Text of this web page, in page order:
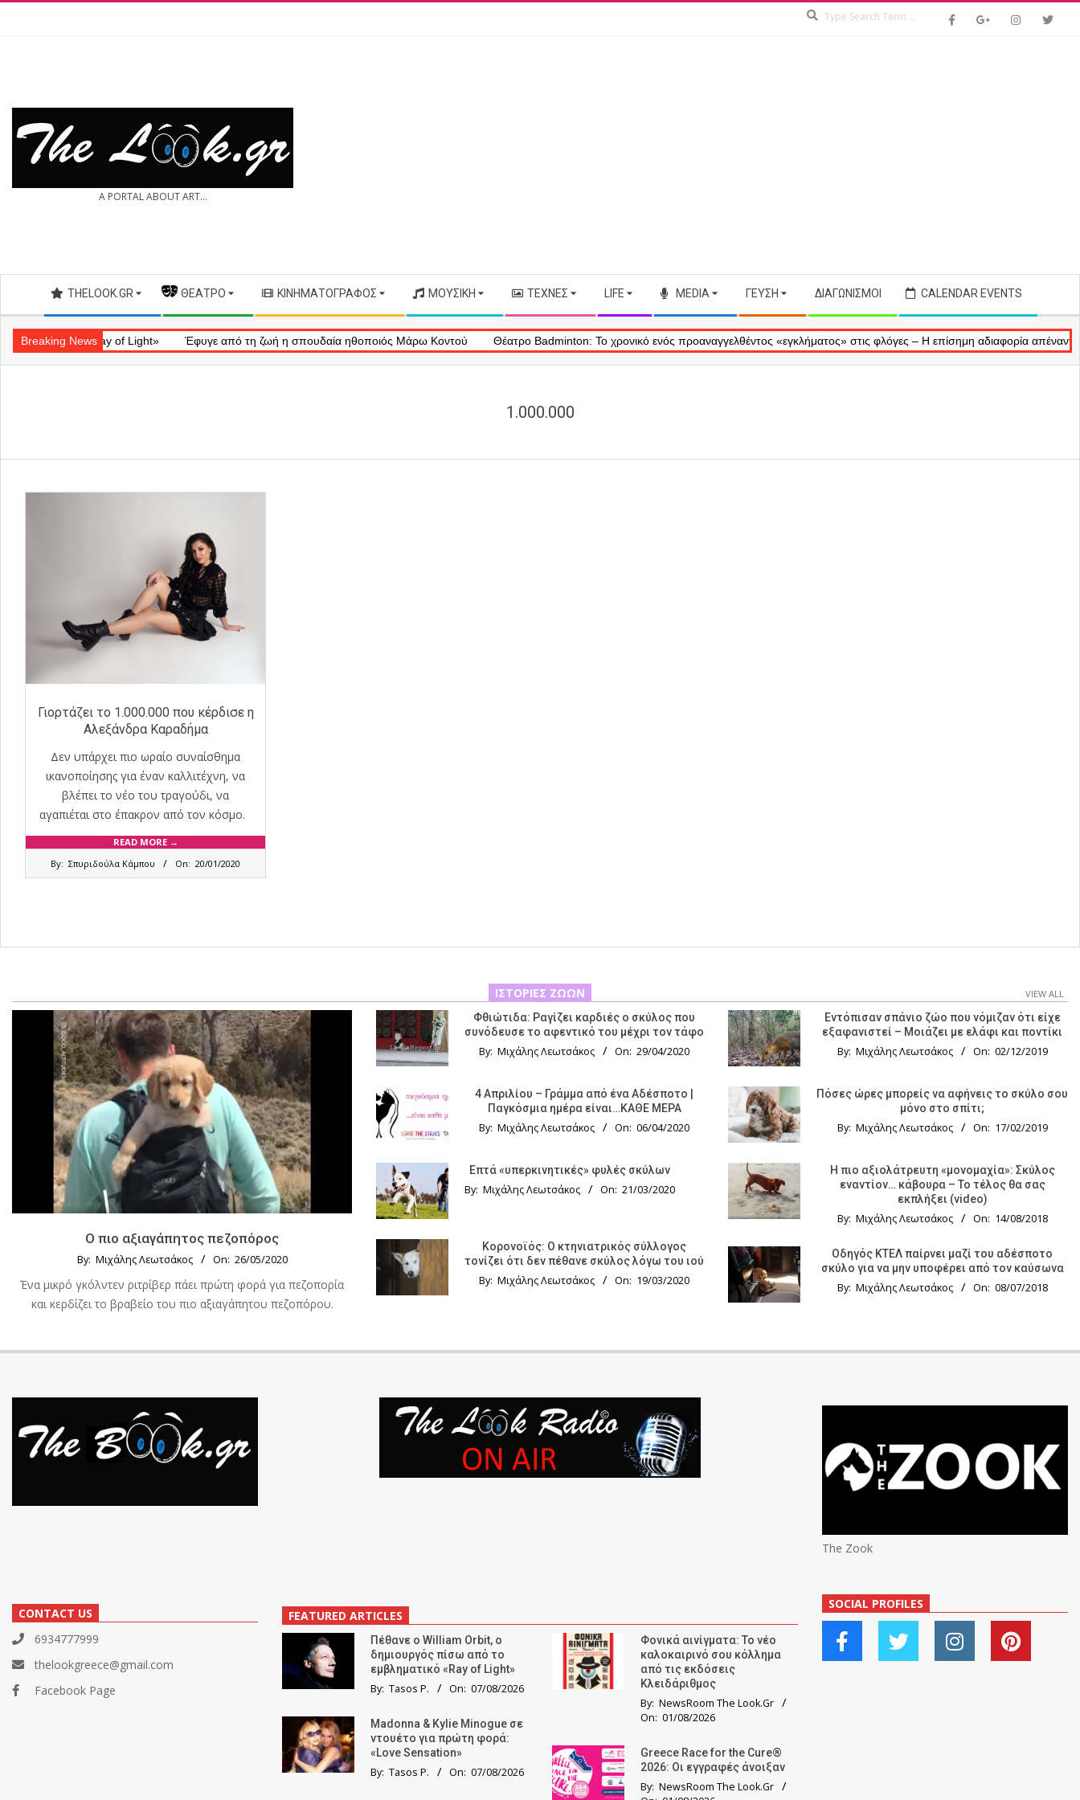
THE A PORTAL ABOUT ART...
Secondary
Navigation
Menu
THELOOK.GR — ΘΈΑΤΡΟ ΚΙΝΗΜΑΤΟΓΡΆΦΟΣ ΜΟΥΣΙΚΉ ΤΈΧΝΕΣ LIFE MEDIA ΓΕΎΣΗ ΔΙΑΓΩΝΙΣΜΟΊ CALENDAR EVENTS
Breaking News
«Ray of Light» Έφυγε από τη ζωή η σπουδαία ηθοποιός Μάρω Κοντού Θέατρο Badminton: Το χρονικό ενός προαναγγελθέντος «εγκλήματος» στις φλόγες – Η επίσημη αδιαφορία απέναντι στις
1.000.000
Γιορτάζει το 1.000.000 που κέρδισε η
Αλεξάνδρα Καραδήμα
Δεν υπάρχει πιο ωραίο συναίσθημα
ικανοποίησης για έναν καλλιτέχνη, να
βλέπει το νέο του τραγούδι, να
αγαπιέται στο έπακρον από τον κόσμο.
READ MORE →
By: Σπυριδούλα Κάμπου On: 20/01/2020
ΙΣΤΟΡΊΕΣ ΖΏΩΝ VIEW ALL
Ο πιο αξιαγάπητος πεζοπόρος
By: Μιχάλης Λεωτσάκος On: 26/05/2020
Ένα μικρό γκόλντεν ριτρίβερ πάει πρώτη φορά για πεζοπορία
και κερδίζει το βραβείο του πιο αξιαγάπητου πεζοπόρου.
Φθιώτιδα: Ραγίζει καρδιές ο σκύλος που
συνόδευσε το αφεντικό του μέχρι τον τάφο
By: Μιχάλης Λεωτσάκος On: 29/04/2020
4 Απριλίου – Γράμμα από ένα Αδέσποτο |
Παγκόσμια ημέρα είναι…ΚΑΘΕ ΜΕΡΑ
By: Μιχάλης Λεωτσάκος On: 06/04/2020
Επτά «υπερκινητικές» φυλές σκύλων
By: Μιχάλης Λεωτσάκος On: 21/03/2020
Κορονοϊός: Ο κτηνιατρικός σύλλογος
τονίζει ότι δεν πέθανε σκύλος λόγω του ιού
By: Μιχάλης Λεωτσάκος On: 19/03/2020
Εντόπισαν σπάνιο ζώο που νόμιζαν ότι είχε
εξαφανιστεί – Μοιάζει με ελάφι και ποντίκι
By: Μιχάλης Λεωτσάκος On: 02/12/2019
Πόσες ώρες μπορείς να αφήνεις το σκύλο σου
μόνο στο σπίτι;
By: Μιχάλης Λεωτσάκος On: 17/02/2019
Η πιο αξιολάτρευτη «μονομαχία»: Σκύλος
εναντίον… κάβουρα – Το τέλος θα σας
εκπλήξει (video)
By: Μιχάλης Λεωτσάκος On: 14/08/2018
Οδηγός KTΕΛ παίρνει μαζί του αδέσποτο
σκύλο για να μην υποφέρει από τον καύσωνα
By: Μιχάλης Λεωτσάκος On: 08/07/2018
CONTACT US
6934777999
thelookgreece@gmail.com
Facebook Page
FEATURED ARTICLES
Πέθανε ο William Orbit, ο
δημιουργός πίσω από το
εμβληματικό «Ray of Light»
By: Tasos P. On: 07/08/2026
Madonna & Kylie Minogue σε
ντουέτο για πρώτη φορά:
«Love Sensation»
By: Tasos P. On: 07/08/2026
Φονικά αινίγματα: Το νέο
καλοκαιρινό σου κόλλημα
από τις εκδόσεις
Κλειδάριθμος
By: NewsRoom The Look.Gr
On: 01/08/2026
Greece Race for the Cure®
2026: Οι εγγραφές άνοιξαν
By: NewsRoom The Look.Gr
The Zook
SOCIAL PROFILES